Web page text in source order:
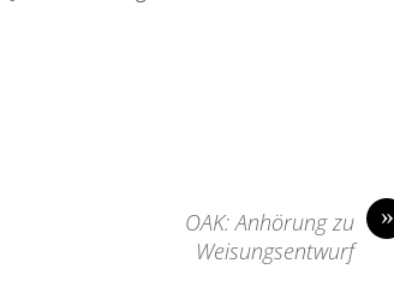
»
OAK: Anhörung zu
Weisungsentwurf